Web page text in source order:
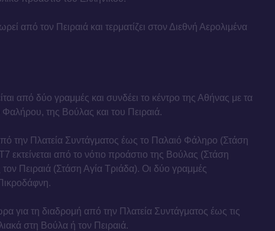
από τον Πειραιά και τερματίζει στον Διεθνή Αερολιμένα
από δύο γραμμές και συνδέει το κέντρο της Αθήνας με τα
της Βούλας και του Πειραιά.
την Πλατεία Συντάγματος έως το Παλαιό Φάληρο (Στάση
εκτείνεται από το νότιο προάστιο της Βούλας (Στάση
Πειραιά (Στάση Αγία Τριάδα). Οι δύο γραμμές
για τη διαδρομή από την Πλατεία Συντάγματος έως τις
στη Βούλα ή τον Πειραιά.